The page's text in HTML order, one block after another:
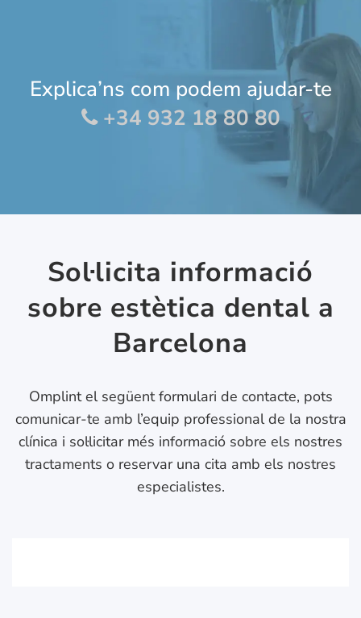
Explica’ns com podem ajudar-te
+34 932 18 80 80
Sol·licita informació
sobre estètica dental a
Barcelona
Omplint el següent formulari de contacte, pots
comunicar-te amb l’equip professional de la nostra
clínica i sol·licitar més informació sobre els nostres
tractaments o reservar una cita amb els nostres
especialistes.